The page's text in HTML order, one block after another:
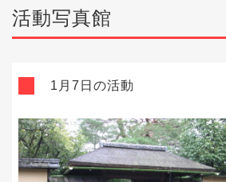
活動写真館
1月7日の活動